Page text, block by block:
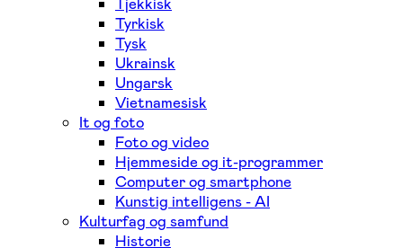
Tyrkisk
Tysk
Ukrainsk
Ungarsk
Vietnamesisk
It og foto
Foto og video
Hjemmeside og it-programmer
Computer og smartphone
Kunstig intelligens - AI
Kulturfag og samfund
Historie